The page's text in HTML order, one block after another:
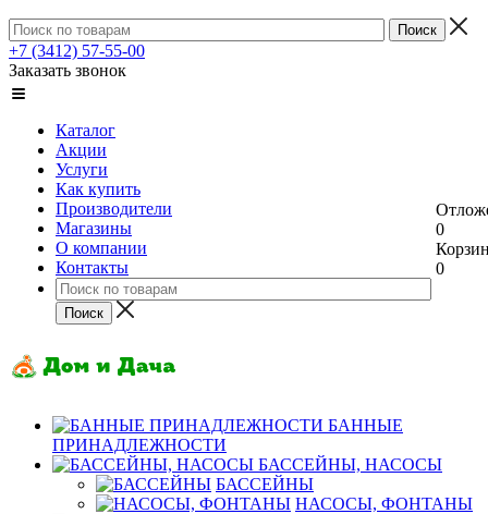
+7 (3412) 57-55-00
Заказать звонок
Каталог
Акции
Услуги
Как купить
Производители
Магазины
О компании
Контакты
0
0
БАННЫЕ
ПРИНАДЛЕЖНОСТИ
БАССЕЙНЫ, НАСОСЫ
БАССЕЙНЫ
НАСОСЫ, ФОНТАНЫ